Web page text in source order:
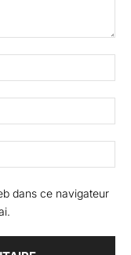
:*
:*
:
dans ce navigateur